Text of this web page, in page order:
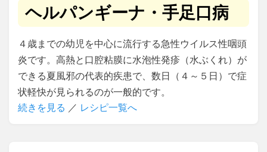
ヘルパンギーナ・手足口病
４歳までの幼児を中心に流行する急性ウイルス性咽頭
炎です。高熱と口腔粘膜に水泡性発疹（水ぶくれ）が
できる夏風邪の代表的疾患で、数日（４～５日）で症
状軽快が見られるのが一般的です。
続きを見る ／ レシピ一覧へ